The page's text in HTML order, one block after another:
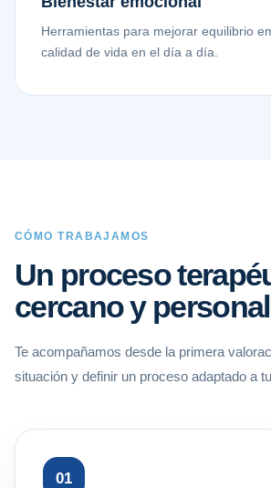
Herramientas para mejorar equilibrio
calidad de vida en el día a día.
CÓMO TRABAJAMOS
Un proceso
cercano y
Te acompañamos desde la primera
situación y definir un proceso adaptado a
01